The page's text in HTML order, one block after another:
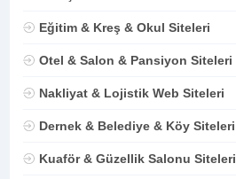
Eğitim & Kreş & Okul Siteleri
Otel & Salon & Pansiyon Siteleri
Nakliyat & Lojistik Web Siteleri
Dernek & Belediye & Köy Siteleri
Kuaför & Güzellik Salonu Siteleri